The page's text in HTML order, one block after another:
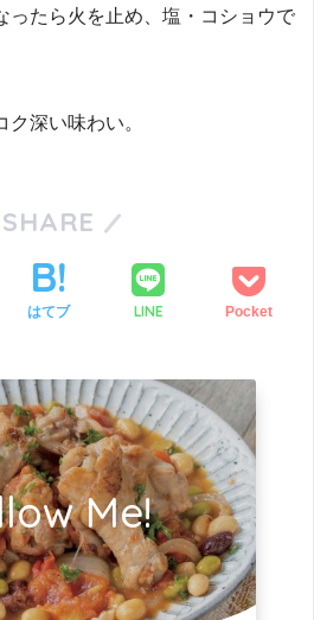
ったら火を止め、塩・コショウで
深い味わい。
SHARE
はてブ LINE Pocket
Me!